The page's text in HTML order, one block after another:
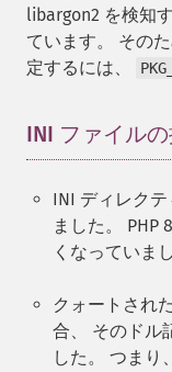
libargon2 を検知
ています。 その
定するには、
INI ファイル
INI ディレクテ
ました。 PHP
くなっていま
クォートされ
合、 そのドル
した。 つまり